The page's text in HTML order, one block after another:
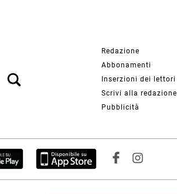
Redazione
Abbonamenti
Inserzioni dei lettori
Scrivi alla redazione
Pubblicità